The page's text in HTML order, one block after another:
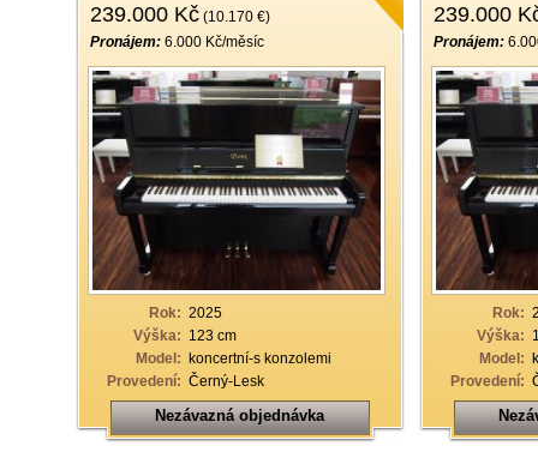
239.000 Kč (10.170 €)
Pronájem: 6.000 Kč/měsíc
Rok: 2025
Výška: 123 cm
Model: koncertní-s konzolemi
Provedení: Černý-Lesk
Nezávazná objednávka
239.000
Pronájem:
Rok:
Výška:
Model:
Provedení: